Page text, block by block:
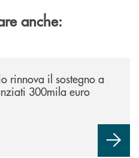
anche:
rinnova il sostegno a
300mila euro